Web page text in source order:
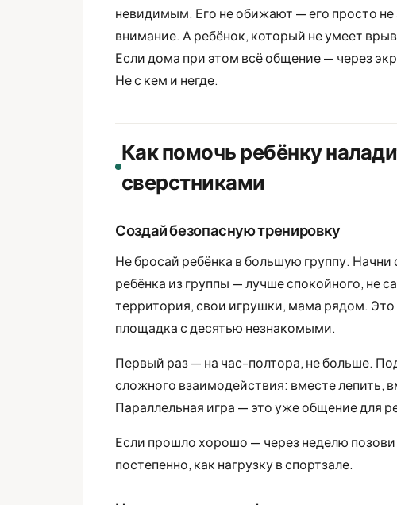
невидимым. Его не обижают — его просто
внимание. А ребёнок, который не умеет
Если дома при этом всё общение — через
Не с кем и негде.
Как помочь ребёнку
сверстниками
Создай безопасную тренировку
Не бросай ребёнка в большую группу.
ребёнка из группы — лучше спокойного, не
территория, свои игрушки, мама рядом.
площадка с десятью незнакомыми.
Первый раз — на час-полтора, не больше.
сложного взаимодействия: вместе лепить,
Параллельная игра — это уже общение для
Если прошло хорошо — через неделю
постепенно, как нагрузку в спортзале.